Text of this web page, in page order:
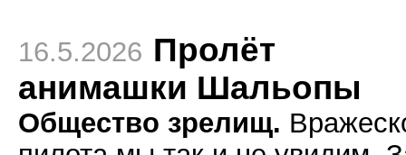
16.5.2026 Пролёт
анимашки Шальопы
Общество зрелищ.